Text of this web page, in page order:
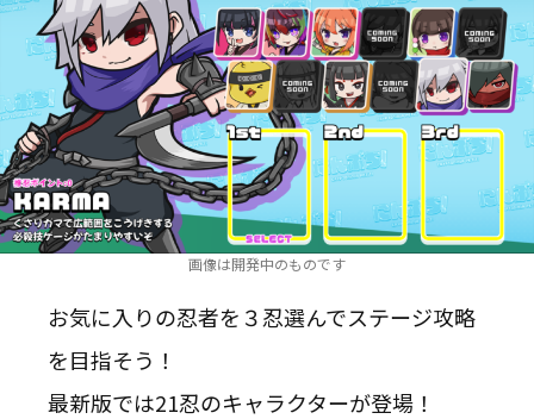
お気に入りの忍者を３忍選んでステージ攻略
を目指そう！
最新版では21忍のキャラクターが登場！
画像は開発中のものです